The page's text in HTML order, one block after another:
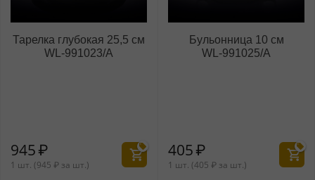
Тарелка глубокая 25,5 см
WL‑991023/A
945₽
1 шт. (945 ₽ за шт.)
Бульонница 10 см
WL‑991025/A
405₽
1 шт. (405 ₽ за шт.)